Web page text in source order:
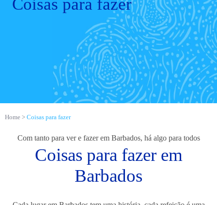
Coisas para fazer
Home Coisas para fazer
Com tanto para ver e fazer em Barbados, há algo para todos
Coisas para fazer em
Barbados